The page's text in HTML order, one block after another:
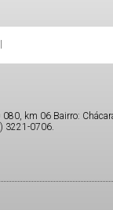
080, km 06 Bairro:
3221-0706.